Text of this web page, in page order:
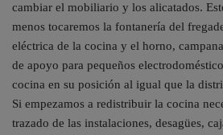
cambiar el mobiliario y los alicatados.
menos tocaremos la fontanería del
eléctrica de la cocina y el horno,
de apoyo para pequeños
cocina en su posición al igual que la
Si empezamos a redistribuir la cocina
trazado de las instalaciones, desagües,